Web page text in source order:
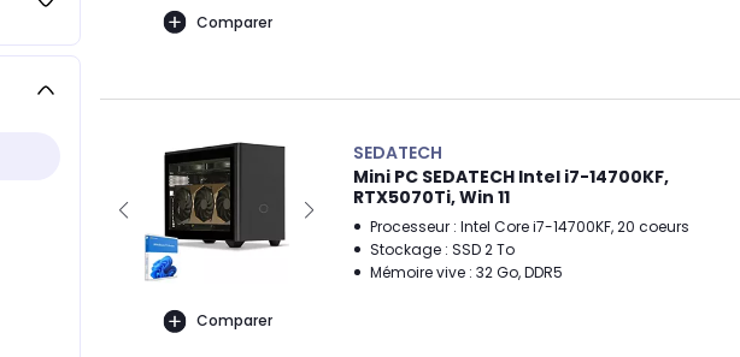
Comparer
Comparer
SEDATECH
Mini PC SEDATECH Intel i7-14700KF,
RTX5070Ti, Win 11
Processeur : Intel Core i7-14700KF, 20 coeurs
Stockage : SSD 2 To
Mémoire vive : 32 Go, DDR5